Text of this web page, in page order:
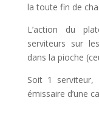
la toute fin de
L’action du
serviteurs sur
dans la pioche
Soit 1
émissaire d’une